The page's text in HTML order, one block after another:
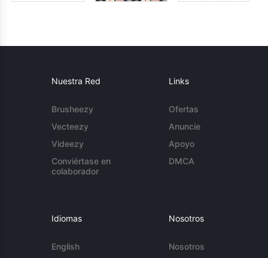
Nuestra Red
Brusheezy
Vecteezy
Videezy
Conviértase en
colaborador
Links
Ofertas
Anuncie
Apoyo
DMCA
Idiomas
English
Nosotros
Nosotros